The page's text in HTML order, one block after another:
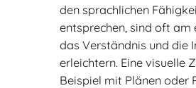
den sprachlichen
entsprechen, sind oft am
das Verständnis und die
erleichtern. Eine visuelle
Beispiel mit Plänen oder